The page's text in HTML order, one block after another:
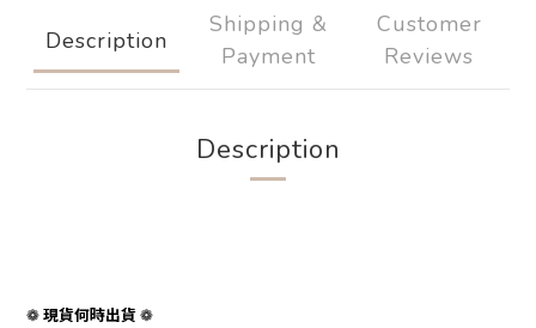
Description
Shipping &
Payment
Customer
Reviews
Description
❁ 現貨何時出貨 ❁